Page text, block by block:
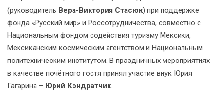
(руководитель Вера-Виктория Стасюк) при поддержке
фонда «Русский мир» и Россотрудничества, совместно с
Национальным фондом содействия туризму Мексики,
Мексиканским космическим агентством и Национальным
политехническим институтом. В праздничных мероприятиях
в качестве почётного гостя принял участие внук Юрия
Гагарина – Юрий Кондратчик.